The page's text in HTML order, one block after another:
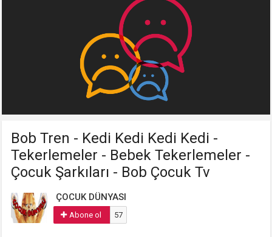
Bob Tren - Kedi Kedi Kedi Kedi -
Tekerlemeler - Bebek Tekerlemeler -
Çocuk Şarkıları - Bob Çocuk Tv
ÇOCUK DÜNYASI
Abone ol 57